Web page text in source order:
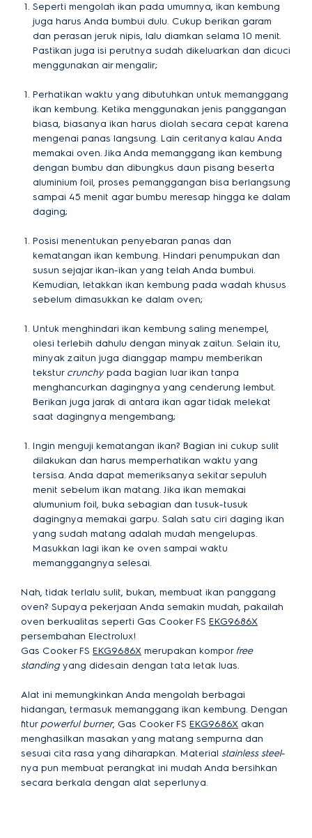
Seperti mengolah ikan pada umumnya, ikan kembung
juga harus Anda bumbui dulu. Cukup berikan garam
dan perasan jeruk nipis, lalu diamkan selama 10 menit.
Pastikan juga isi perutnya sudah dikeluarkan dan dicuci
menggunakan air mengalir;
Perhatikan waktu yang dibutuhkan untuk memanggang
ikan kembung. Ketika menggunakan jenis panggangan
biasa, biasanya ikan harus diolah secara cepat karena
mengenai panas langsung. Lain ceritanya kalau Anda
memakai oven. Jika Anda memanggang ikan kembung
dengan bumbu dan dibungkus daun pisang beserta
aluminium foil, proses pemanggangan bisa berlangsung
sampai 45 menit agar bumbu meresap hingga ke dalam
daging;
Posisi menentukan penyebaran panas dan
kematangan ikan kembung. Hindari penumpukan dan
susun sejajar ikan-ikan yang telah Anda bumbui.
Kemudian, letakkan ikan kembung pada wadah khusus
sebelum dimasukkan ke dalam oven;
Untuk menghindari ikan kembung saling menempel,
olesi terlebih dahulu dengan minyak zaitun. Selain itu,
minyak zaitun juga dianggap mampu memberikan
tekstur crunchypada bagian luar ikan tanpa
menghancurkan dagingnya yang cenderung lembut.
Berikan juga jarak di antara ikan agar tidak melekat
saat dagingnya mengembang;
Ingin menguji kematangan ikan? Bagian ini cukup sulit
dilakukan dan harus memperhatikan waktu yang
tersisa. Anda dapat memeriksanya sekitar sepuluh
menit sebelum ikan matang. Jika ikan memakai
alumunium foil, buka sebagian dan tusuk-tusuk
dagingnya memakai garpu. Salah satu ciri daging ikan
yang sudah matang adalah mudah mengelupas.
Masukkan lagi ikan ke oven sampai waktu
memanggangnya selesai.
Nah, tidak terlalu sulit, bukan, membuat ikan panggang
oven? Supaya pekerjaan Anda semakin mudah, pakailah
oven berkualitas seperti Gas Cooker FS EKG9686X
persembahan Electrolux!
Gas Cooker FS EKG9686X merupakan komporfree
standingyang didesain dengan tata letak luas.
Alat ini memungkinkan Anda mengolah berbagai
hidangan, termasuk memanggang ikan kembung. Dengan
fiturpowerful burner, Gas Cooker FS EKG9686X akan
menghasilkan masakan yang matang sempurna dan
sesuai cita rasa yang diharapkan. Material stainless steel-
nya pun membuat perangkat ini mudah Anda bersihkan
secara berkala dengan alat seperlunya.